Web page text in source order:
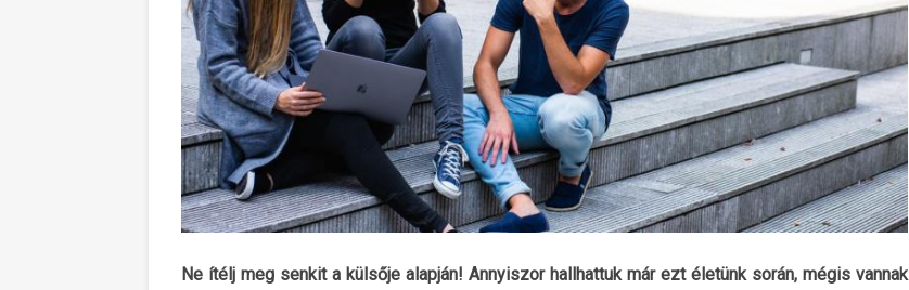
Ne ítélj meg senkit a külsője alapján! Annyiszor hallhattuk már ezt életünk során, mégis vannak